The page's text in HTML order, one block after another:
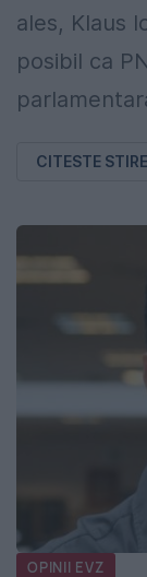
ales, Klaus
posibil ca
CITESTE
OPINII EVZ